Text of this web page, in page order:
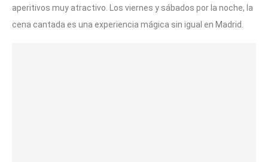
aperitivos muy atractivo. Los viernes y sábados por la noche, la
cena cantada es una experiencia mágica sin igual en Madrid.